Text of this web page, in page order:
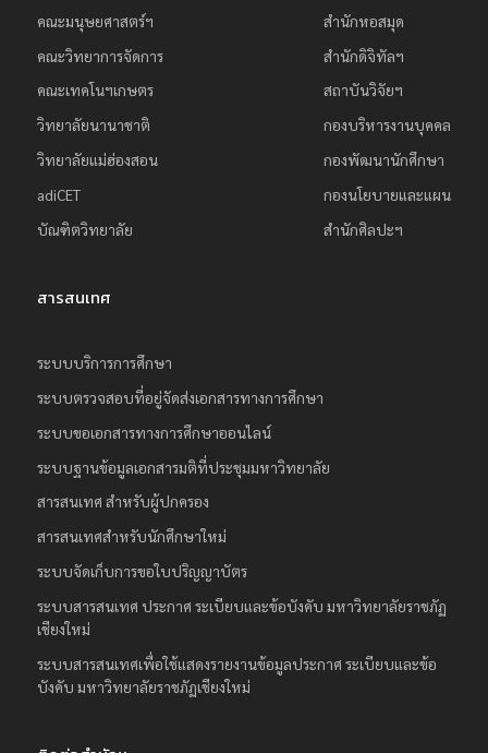
ชี
ย
ห
ม่
คณะมนุษยศาสตร์ฯ
คณะวิทยาการจัดการ
คณะเทคโนฯเกษตร
วิทยาลัยนานาชาติ
วิทยาลัยแม่ฮ่องสอน
adiCET
บัณฑิตวิทยาลัย
สำนักหอสมุด
สำนักดิจิทัลฯ
สถาบันวิจัยฯ
กองบริหารงานบุคคล
กองพัฒนานักศึกษา
กองนโยบายและแผน
สำนักศิลปะฯ
สารสนเทศ
ระบบบริการการศึกษา
ระบบตรวจสอบที่อยู่จัดส่งเอกสารทางการศึกษา
ระบบขอเอกสารทางการศึกษาออนไลน์
ระบบฐานข้อมูลเอกสารมติที่ประชุมมหาวิทยาลัย
สารสนเทศ สำหรับผู้ปกครอง
สารสนเทศสำหรับนักศึกษาใหม่
ระบบจัดเก็บการขอใบปริญญาบัตร
ระบบสารสนเทศ ประกาศ ระเบียบและข้อบังคับ มหาวิทยาลัยราชภัฏ
เชียงใหม่
ระบบสารสนเทศเพื่อใช้แสดงรายงานข้อมูลประกาศ ระเบียบและข้อ
บังคับ มหาวิทยาลัยราชภัฏเชียงใหม่